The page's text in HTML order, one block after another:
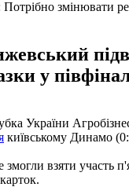
у
України
київському Динамо
змогли взяти участь